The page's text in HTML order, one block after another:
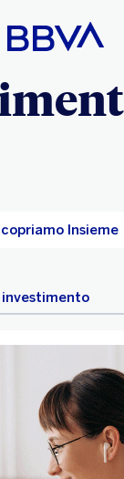
Configurare
Insieme
investimento